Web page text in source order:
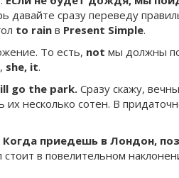
давайте сразу переведу
to rainв Present Simple.
То есть, not мы должны
, she, it.
go the park.Сразу скажу,
несколько сотен. В
Когда приедешь в Лондон,
стоит в повелительном